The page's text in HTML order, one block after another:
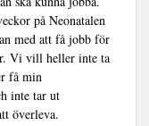
på Neonatalen
med att få jobb för
Vi vill heller inte ta
få min
inte tar ut
överleva.